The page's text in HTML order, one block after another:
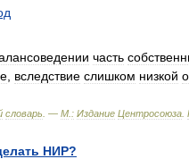
часть
вследствие слишком низкой
словарь . — М : Издание Центросоюза
НИР?